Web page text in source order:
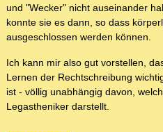
und "Wecker" nicht auseinander
konnte sie es dann, so dass
ausgeschlossen werden können.
Ich kann mir also gut vorstellen,
Lernen der Rechtschreibung
ist - völlig unabhängig davon,
Legastheniker darstellt.